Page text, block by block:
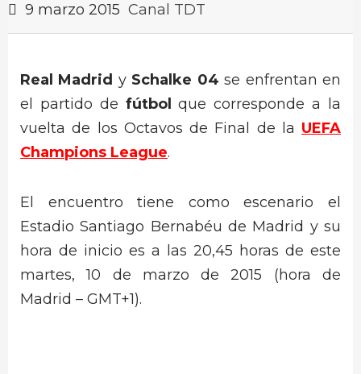
9 marzo 2015 Canal TDT
Real Madrid ySchalke 04se enfrentan en
el partido de fútbol que corresponde a la
vuelta de los Octavos de Final de la UEFA
Champions League.
El encuentro tiene como escenario el
Estadio Santiago Bernabéu de Madrid y su
hora de inicio es a las 20,45 horas de este
martes, 10 de marzo de 2015 (hora de
Madrid – GMT+1).